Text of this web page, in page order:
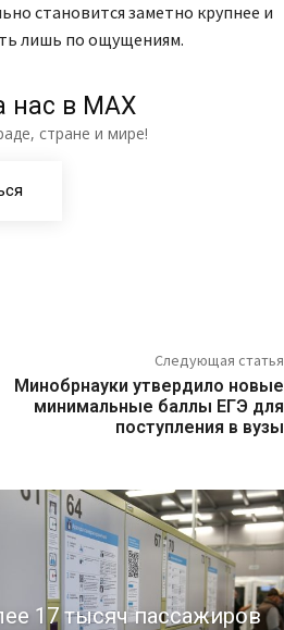
становится заметно крупнее и
лишь по ощущениям.
нас в МАХ
стране и мире!
Следующая статья
Минобрнауки утвердило новые
минимальные баллы ЕГЭ для
поступления в вузы
17 тысяч пассажиров